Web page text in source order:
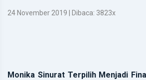
24 November 2019 | Dibaca: 3823x
Monika Sinurat Terpilih Menjadi